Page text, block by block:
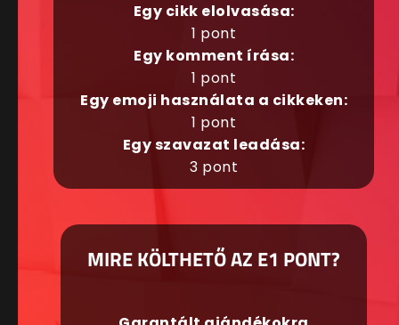
Egy cikk elolvasása:
1 pont
Egy komment írása:
1 pont
Egy emoji használata a cikkeken:
1 pont
Egy szavazat leadása:
3 pont
MIRE KÖLTHETŐ AZ E1 PONT?